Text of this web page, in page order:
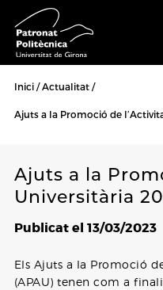
Inici Actualitat
Ajuts a la Promoció de
Ajuts a la
Universitària
Publicat el 13/03/2023
Els Ajuts a la Promoció
(APAU) tenen com a